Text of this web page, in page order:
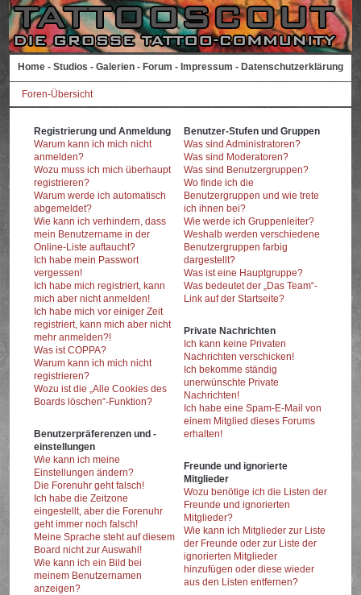
Home - Studios - Galerien - Forum - Impressum - Datenschutzerklärung
Foren-Übersicht
Registrierung und Anmeldung
Warum kann ich mich nicht
anmelden?
Wozu muss ich mich überhaupt
registrieren?
Warum werde ich automatisch
abgemeldet?
Wie kann ich verhindern, dass
mein Benutzername in der
Online-Liste auftaucht?
Ich habe mein Passwort
vergessen!
Ich habe mich registriert, kann
mich aber nicht anmelden!
Ich habe mich vor einiger Zeit
registriert, kann mich aber nicht
mehr anmelden?!
Was ist COPPA?
Warum kann ich mich nicht
registrieren?
Wozu ist die „Alle Cookies des
Boards löschen“-Funktion?
Benutzerpräferenzen und -
einstellungen
Wie kann ich meine
Einstellungen ändern?
Die Forenuhr geht falsch!
Ich habe die Zeitzone
eingestellt, aber die Forenuhr
geht immer noch falsch!
Meine Sprache steht auf diesem
Board nicht zur Auswahl!
Wie kann ich ein Bild bei
meinem Benutzernamen
anzeigen?
Benutzer-Stufen und Gruppen
Was sind Administratoren?
Was sind Moderatoren?
Was sind Benutzergruppen?
Wo finde ich die
Benutzergruppen und wie trete
ich ihnen bei?
Wie werde ich Gruppenleiter?
Weshalb werden verschiedene
Benutzergruppen farbig
dargestellt?
Was ist eine Hauptgruppe?
Was bedeutet der „Das Team“-
Link auf der Startseite?
Private Nachrichten
Ich kann keine Privaten
Nachrichten verschicken!
Ich bekomme ständig
unerwünschte Private
Nachrichten!
Ich habe eine Spam-E-Mail von
einem Mitglied dieses Forums
erhalten!
Freunde und ignorierte
Mitglieder
Wozu benötige ich die Listen der
Freunde und ignorierten
Mitglieder?
Wie kann ich Mitglieder zur Liste
der Freunde oder zur Liste der
ignorierten Mitglieder
hinzufügen oder diese wieder
aus den Listen entfernen?